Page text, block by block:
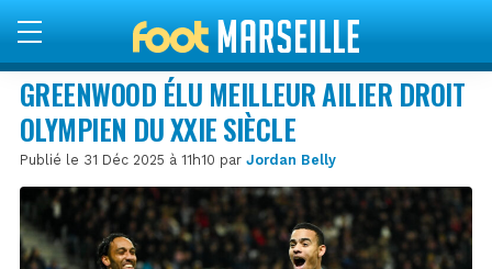
GREENWOOD ÉLU MEILLEUR AILIER DROIT
OLYMPIEN DU XXIE SIÈCLE
Publié le 31 Déc 2025 à 11h10 par Jordan Belly